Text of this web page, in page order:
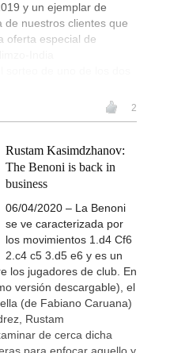
y un ejemplar de
de nuestros clientes que
oferta especial de
2
Rustam Kasimdzhanov:
The Benoni is back in
business
06/04/2020 – La Benoni
se ve caracterizada por
los movimientos 1.d4 Cf6
2.c4 c5 3.d5 e6 y es un
los jugadores de club. En
versión descargable), el
(de Fabiano Caruana)
Rustam
de cerca dicha